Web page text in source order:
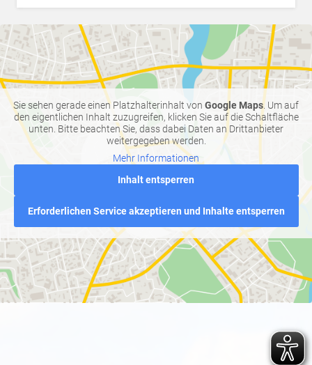
Sie sehen gerade einen Platzhalterinhalt von Google Maps. Um auf
den eigentlichen Inhalt zuzugreifen, klicken Sie auf die Schaltfläche
unten. Bitte beachten Sie, dass dabei Daten an Drittanbieter
weitergegeben werden.
Mehr Informationen
Inhalt entsperren
Erforderlichen Service akzeptieren und Inhalte entsperren